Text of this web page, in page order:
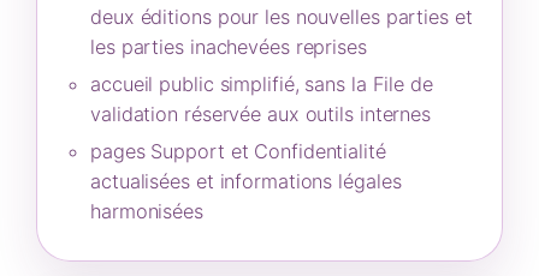
deux éditions pour les nouvelles parties et
les parties inachevées reprises
accueil public simplifié, sans la File de
validation réservée aux outils internes
pages Support et Confidentialité
actualisées et informations légales
harmonisées